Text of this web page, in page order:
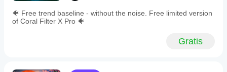
🐠 Free trend baseline - without the noise. Free limited version
of Coral Filter X Pro 🐠
Gratis